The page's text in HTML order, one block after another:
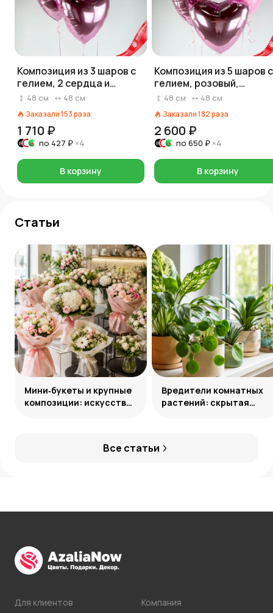
Композиция из 3 шаров с
гелием, 2 сердца и
звезда, розовый
48 см 48 см
Заказали153раза
1 710 ₽
по 427 ₽ ×4
В корзину
Композиция из 5 шаров с
гелием, розовый,
прозрачный
48 см 48 см
Заказали182раза
2 600 ₽
по 650 ₽ ×4
В корзину
Статьи
Все статьи
Мини‑букеты и крупные
композиции: искусство
Вредители комнатных
растений: скрытая
Для клиентов Компания